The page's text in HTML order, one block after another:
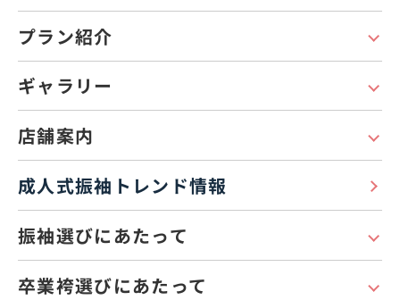
振袖選びにあたって
卒業袴選びにあたって
プラン紹介
店舗案内
ギャラリー
成人式振袖トレンド情報